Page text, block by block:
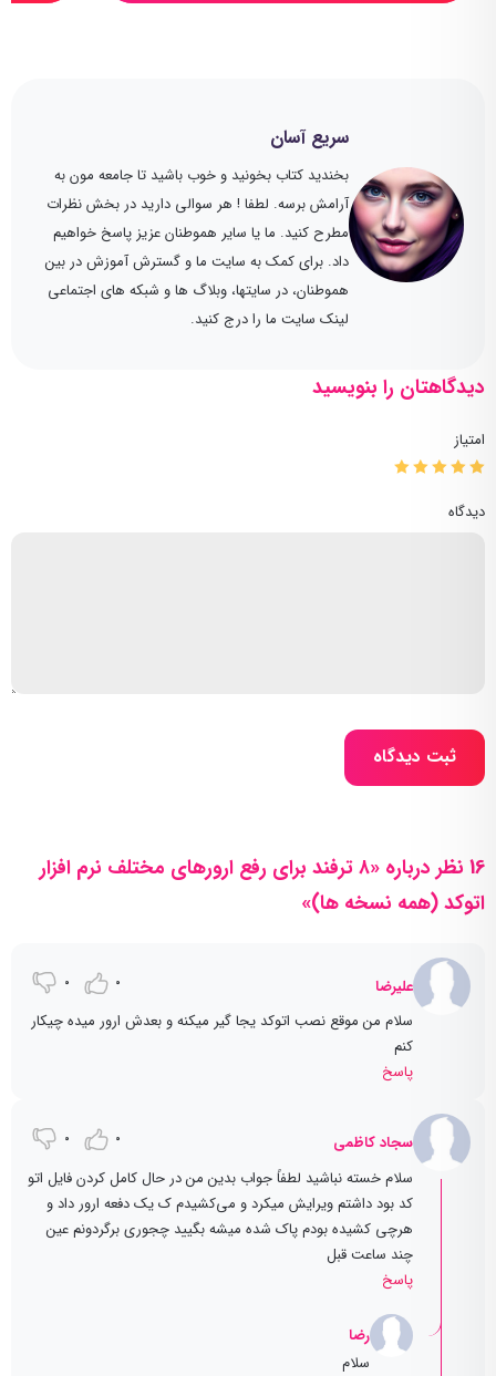
سریع آسان
بخندید کتاب بخونید و خوب باشید تا جامعه مون به
آرامش برسه. لطفا ! هر سوالی دارید در بخش نظرات
مطرح کنید. ما یا سایر هموطنان عزیز پاسخ خواهیم
داد. برای کمک به سایت ما و گسترش آموزش در بین
هموطنان، در سایتها، وبلاگ ها و شبکه های اجتماعی
لینک سایت ما را درج کنید.
دیدگاهتان را بنویسید
امتیاز
دیدگاه
ثبت دیدگاه
16 نظر درباره «۸ ترفند برای رفع ارورهای مختلف نرم افزار
اتوکد (همه نسخه ها)»
علیرضا 0
0
سلام من موقع نصب اتوکد یجا گیر میکنه و بعدش ارور میده چیکار
کنم
پاسخ
سجاد کاظمی 0
0
سلام خسته نباشید لطفاً جواب بدین من در حال کامل کردن فایل اتو
کد بود داشتم ویرایش میکرد و می‌کشیدم ک یک دفعه ارور داد و
هرچی کشیده بودم پاک شده میشه بگیید چجوری برگردونم عین
چند ساعت قبل
پاسخ
رضا
سلام